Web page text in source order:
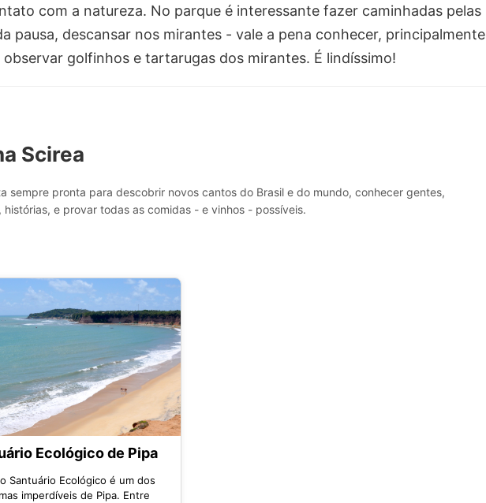
com a natureza. No parque é interessante fazer caminhadas pelas
pausa, descansar nos mirantes - vale a pena conhecer, principalmente
golfinhos e tartarugas dos mirantes. É lindíssimo!
Scirea
sempre pronta para descobrir novos cantos do Brasil e do mundo, conhecer gentes,
histórias, e provar todas as comidas - e vinhos - possíveis.
Ecológico de Pipa
Santuário Ecológico é um dos
imperdíveis de Pipa. Entre